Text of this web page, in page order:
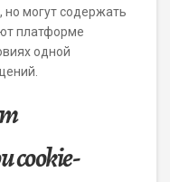
могут содержать
платформе
одной
cookie-